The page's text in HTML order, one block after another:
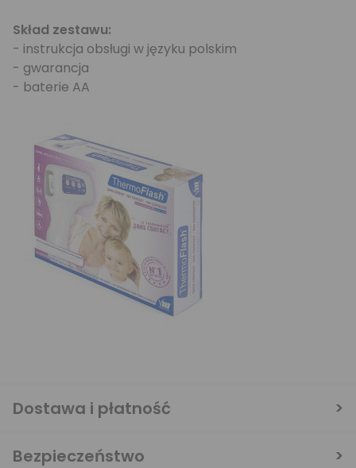
Skład zestawu:
- instrukcja obsługi w języku polskim
- gwarancja
- baterie AA
Dostawa i płatność
Bezpieczeństwo